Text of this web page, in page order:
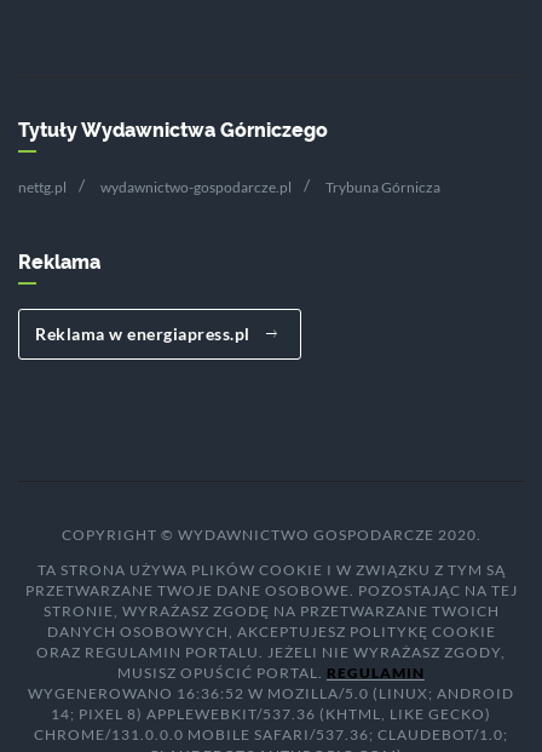
Tytuły Wydawnictwa Górniczego
nettg.pl wydawnictwo-gospodarcze.pl Trybuna Górnicza
Reklama
Reklama w energiapress.pl
COPYRIGHT © WYDAWNICTWO GOSPODARCZE 2020.
TA STRONA UŻYWA PLIKÓW COOKIE I W ZWIĄZKU Z TYM SĄ
PRZETWARZANE TWOJE DANE OSOBOWE. POZOSTAJĄC NA TEJ
STRONIE, WYRAŻASZ ZGODĘ NA PRZETWARZANE TWOICH
DANYCH OSOBOWYCH, AKCEPTUJESZ POLITYKĘ COOKIE
ORAZ REGULAMIN PORTALU. JEŻELI NIE WYRAŻASZ ZGODY,
MUSISZ OPUŚCIĆ PORTAL. REGULAMIN
WYGENEROWANO 16:36:52 W MOZILLA/5.0 (LINUX; ANDROID
14; PIXEL 8) APPLEWEBKIT/537.36 (KHTML, LIKE GECKO)
CHROME/131.0.0.0 MOBILE SAFARI/537.36; CLAUDEBOT/1.0;